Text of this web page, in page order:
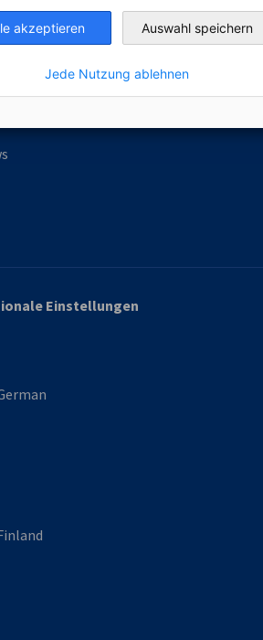
Netzwerk
Einstellungen
akzeptieren Auswahl speichern
Jede Nutzung ablehnen